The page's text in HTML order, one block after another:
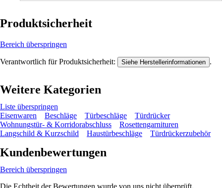
Produktsicherheit
Bereich überspringen
Verantwortlich für Produktsicherheit: Siehe Herstellerinformationen .
Weitere Kategorien
Liste überspringen
Eisenwaren
Beschläge Türbeschläge
Türdrücker
Wohnungstür- & Korridorabschluss
Rosettengarnituren
Langschild & Kurzschild
Haustürbeschläge Türdrückerzubehör
Kundenbewertungen
Bereich überspringen
Die Echtheit der Bewertungen wurde von uns nicht überprüft.